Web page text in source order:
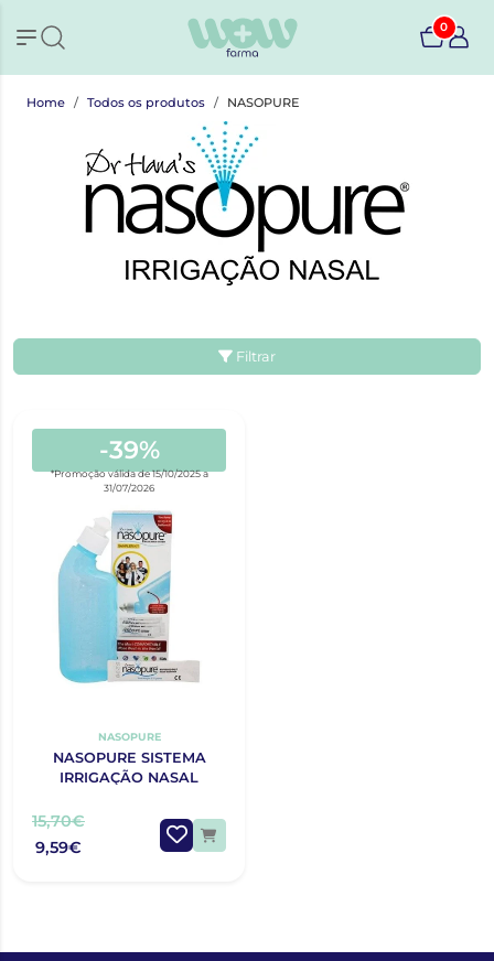
0
Home Todos os produtos NASOPURE
Filtrar
-39%
*Promoção válida de 15/10/2025 a
31/07/2026
NASOPURE
NASOPURE SISTEMA
IRRIGAÇÃO NASAL
15,70€
9,59€